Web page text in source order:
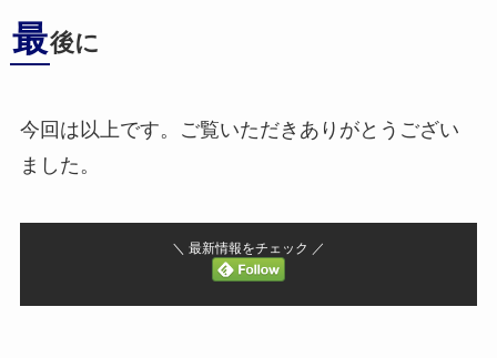
最後に
今回は以上です。ご覧いただきありがとうござい
ました。
＼ 最新情報をチェック ／